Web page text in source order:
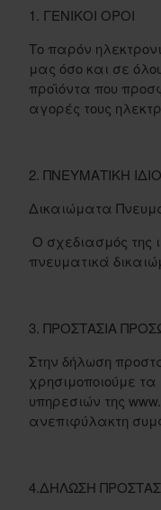
1. ΓΕΝΙΚΟΙ ΟΡΟΙ
Το παρόν
μας όσο και σε
προϊόντα που
αγορές τους
2. ΠΝΕΥΜΑΤΙΚΗ
Δικαιώματα
O σχεδιασμός της
πνευματικά
3. ΠΡΟΣΤΑΣΙΑ
Στην δήλωση
χρησιμοποιούμε
υπηρεσιών της
ανεπιφύλακτη
4.ΔΗΛΩΣΗ